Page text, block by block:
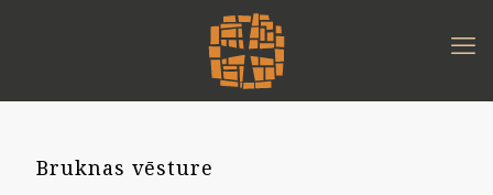
Bruknas vēsture